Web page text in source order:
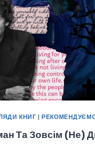
КНИГ |
Та Зовсім (не)